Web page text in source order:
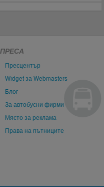
ПРЕСА
Пресцентър
Widget за Webmasters
Блог
За автобусни фирми
Място за реклама
Права на пътниците